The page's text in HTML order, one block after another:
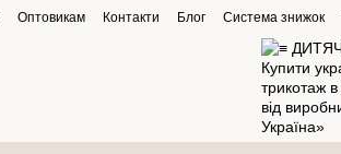
Оптовикам Контакти Блог Система знижок